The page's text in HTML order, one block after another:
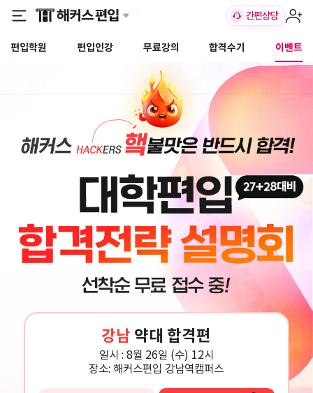
편입학원 편입인강 무료강의 합격수기 이벤트
강남 약대 합격편
일시 : 8월 26일 (수) 12시
장소: 해커스편입 강남역캠퍼스